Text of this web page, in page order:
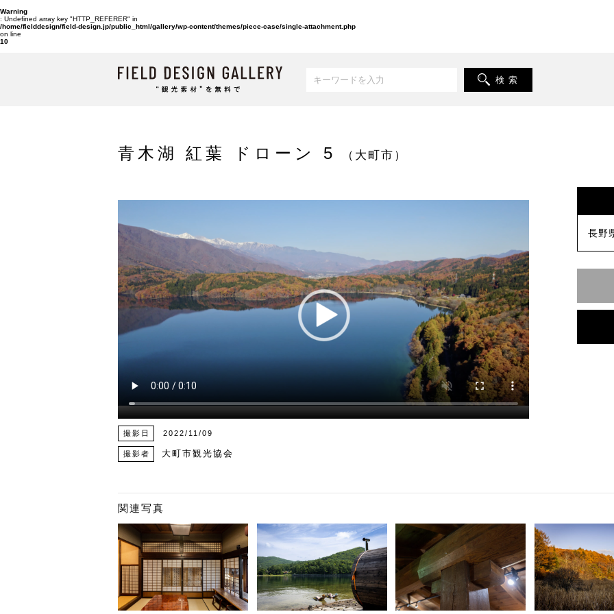
Warning
: Undefined array key "HTTP_REFERER" in
/home/fielddesign/field-design.jp/public_html/gallery/wp-content/themes/piece-case/single-attachment.php
on line
10
検 索
青木湖 紅葉 ドローン 5 （大町市）
撮影日 2022/11/09
撮影者 大町市観光協会
長野
関連写真